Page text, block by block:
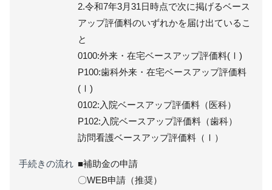
2.令和7年3月31日時点で次に掲げるベース
アップ評価料のいずれかを届け出ているこ
と
0100:外来・在宅ベースアップ評価料(Ⅰ)
P100:歯科外来・在宅ベースアップ評価料
(Ⅰ)
0102:入院ベースアップ評価料（医科）
P102:入院ベースアップ評価料（歯科）
訪問看護ベースアップ評価料（Ⅰ）
手続きの流れ ■補助金の申請
〇WEB申請（推奨）